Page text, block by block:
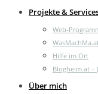
Projekte &
Web-
Hilfe im Ort
Blogheim.at –
Über mich